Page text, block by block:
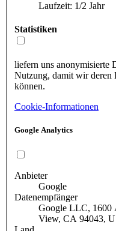
Laufzeit: 1/2 Jahr
Statistiken
liefern uns anonymisierte
Nutzung, damit wir deren
können.
Cookie-Informationen
Google Analytics
Anbieter
Google
Datenempfänger
Google LLC, 1600
View, CA 94043,